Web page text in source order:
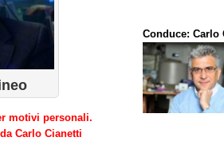
motivi personali.
Carlo Cianetti
Conduce: Carlo